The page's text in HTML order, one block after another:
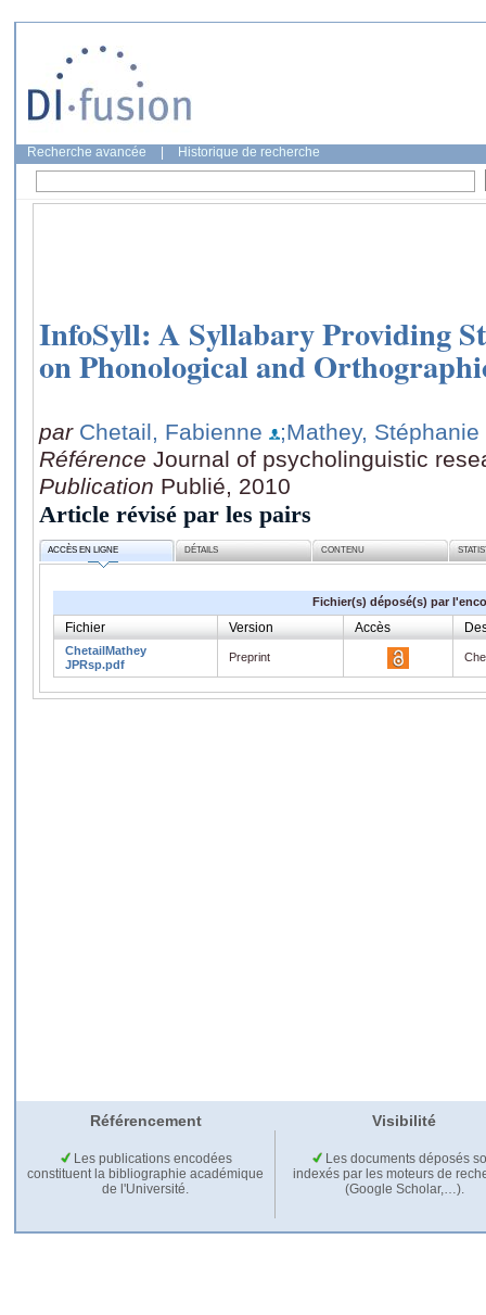
Recherche avancée Historique de recherche
InfoSyll: A Syllabary Providing
on Phonological and
par Chetail, Fabienne
;Mathey, Stéphanie
Référence Journal of psycholinguistic
Publication Publié, 2010
Article révisé par les pairs
ACCÈS EN LIGNE DÉTAILS CONTENU
Fichier(s) déposé(s) par
Fichier Version Accès
ChetailMathey
JPRsp.pdf
Preprint
Référencement Visibilité
Les publications encodées
constituent la bibliographie académique
de l'Université.
Les documents déposés
indexés par les moteurs de
(Google Scholar,…).